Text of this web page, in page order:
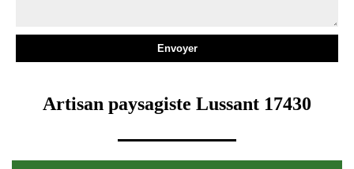
Artisan paysagiste Lussant 17430